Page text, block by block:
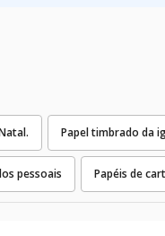
Papel timbrado da
pessoais Papéis de